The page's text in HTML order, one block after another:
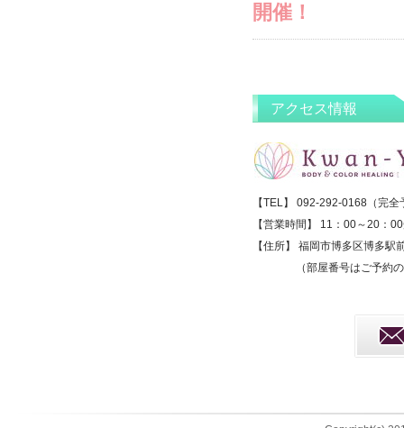
開催！
アクセス情報
【TEL】 092-292-0168（完全
【営業時間】 11：00～20：
【住所】 福岡市博多区博多
（部屋番号はご予約の